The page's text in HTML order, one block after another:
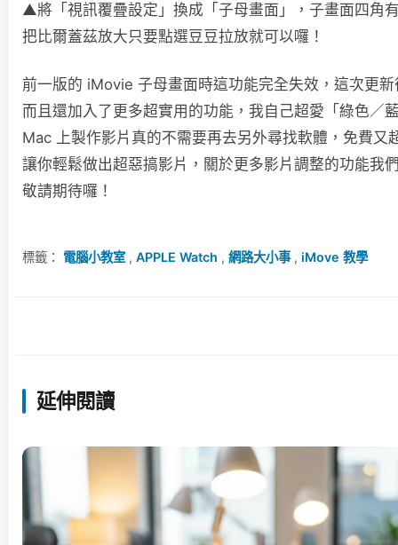
▲將「視訊覆疊設定」換成「子母畫面」，子畫面四角
把比爾蓋茲放大只要點選豆豆拉放就可以囉！
前一版的 iMovie 子母畫面時這功能完全失效，這次更
而且還加入了更多超實用的功能，我自己超愛「綠色／
Mac 上製作影片真的不需要再去另外尋找軟體，免費又
讓你輕鬆做出超惡搞影片，關於更多影片調整的功能我
敬請期待囉！
標籤： 電腦小教室 , APPLE Watch , 網路大小事, iMove 教學
延伸閱讀